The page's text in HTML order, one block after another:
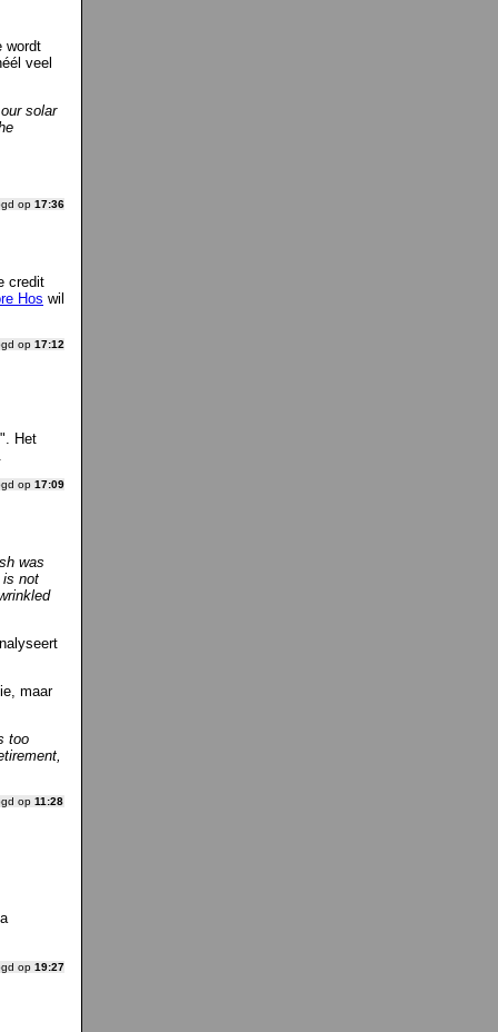
wordt
veel
solar
op 17:36
credit
Hos wil
op 17:12
Het
op 17:09
was
is not
maar
too
op 11:28
op 19:27